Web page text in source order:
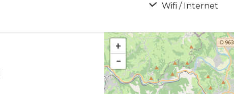
Wifi / Internet
+
−